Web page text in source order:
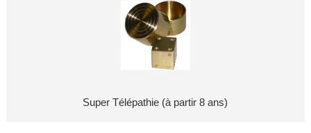
Super Télépathie (à partir 8 ans)